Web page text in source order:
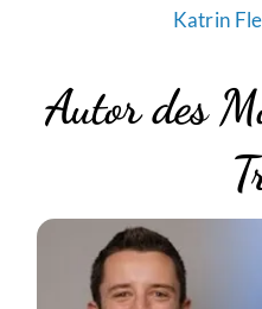
Katrin
Autor des